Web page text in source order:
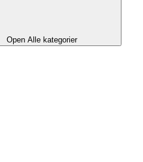
Open Alle kategorier